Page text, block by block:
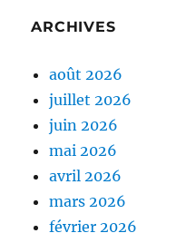
ARCHIVES
août 2026
juillet 2026
juin 2026
mai 2026
avril 2026
mars 2026
février 2026